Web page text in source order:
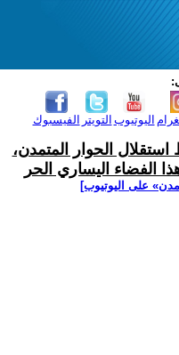
الفيسبوك التويتر اليوتيوب
استقلال الحوار المتمدن،
الفضاء اليساري الحر
على اليوتيوب]